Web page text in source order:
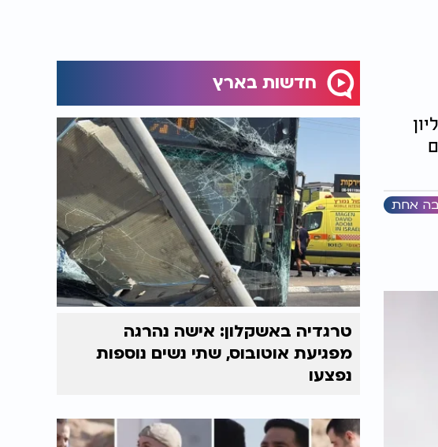
אחת
חדשות בארץ
טרגדיה באשקלון: אישה נהרגה
מפגיעת אוטובוס, שתי נשים נוספות
נפצעו